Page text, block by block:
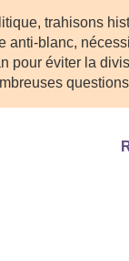
trahisons
anti-blanc,
pour éviter la